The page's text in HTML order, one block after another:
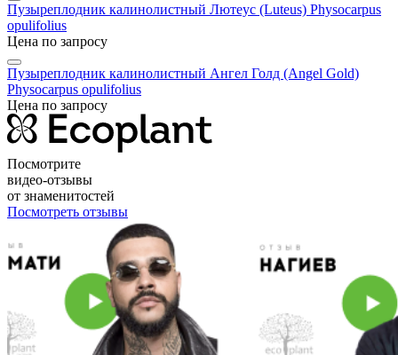
Пузыреплодник калинолистный Лютеус (Luteus) Physocarpus
opulifolius
Цена по запросу
Пузыреплодник калинолистный Ангел Голд (Angel Gold)
Physocarpus opulifolius
Цена по запросу
Посмотрите
видео-отзывы
от знаменитостей
Посмотреть отзывы